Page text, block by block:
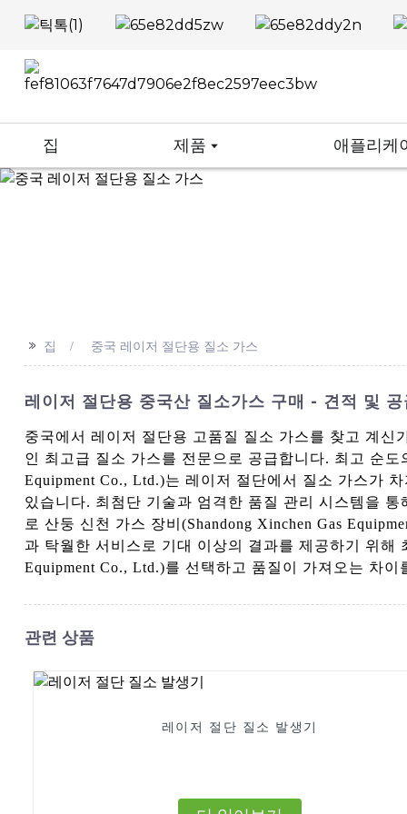
집 제품 애플리케
>> 집 중국 레이저 절단용 질소 가스
레이저 절단용 중국산 질소가스 구매 - 견적 및 공
중국에서 레이저 절단용 고품질 질소 가스를 찾고 계신
인 최고급 질소 가스를 전문으로 공급합니다. 최고 순
Equipment Co., Ltd.)는 레이저 절단에서 질소 가스가
있습니다. 최첨단 기술과 엄격한 품질 관리 시스템을
로 산둥 신천 가스 장비(Shandong Xinchen Gas
과 탁월한 서비스로 기대 이상의 결과를 제공하기 위해
Equipment Co., Ltd.)를 선택하고 품질이 가져오는 차이
관련 상품
레이저 절단 질소 발생기